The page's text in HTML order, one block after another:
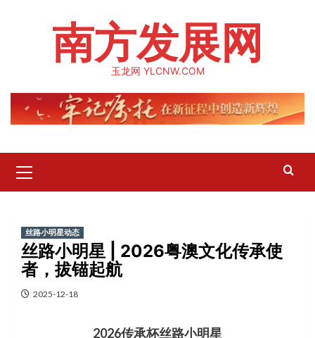
南方发展网
玉龙网 YLCNW.COM
Menu
丝路小明星动态
丝路小明星 | 2026粤澳文化传承使
者，拔锚起航
2025-12-18
2026传承杯丝路小明星